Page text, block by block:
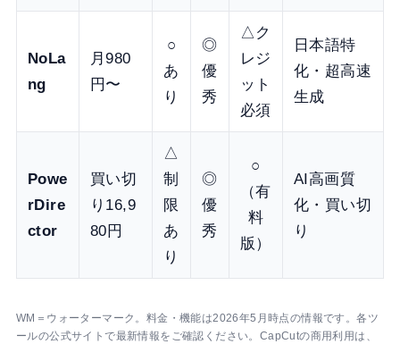
NoLa
ng
月980
円〜
○
あ
り
◎
優
秀
△ク
レジ
ット
必須
日本語特
化・超高速
生成
Powe
rDire
ctor
買い切
り16,9
80円
△
制
限
あ
り
◎
優
秀
○
（有
料
版）
AI高画質
化・買い切
り
WM＝ウォーターマーク。料金・機能は2026年5月時点の情報です。各ツ
ールの公式サイトで最新情報をご確認ください。CapCutの商用利用は、